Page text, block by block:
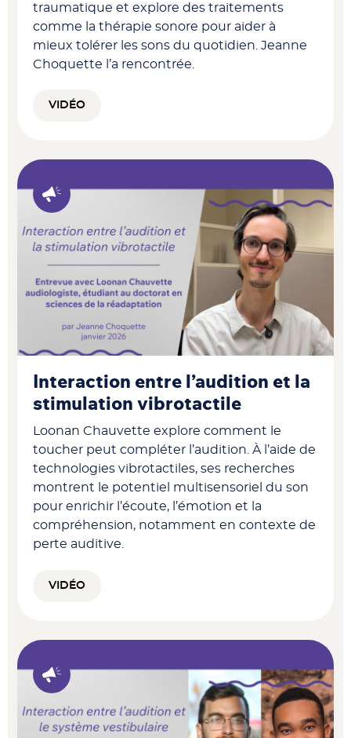
traumatique et explore des traitements
comme la thérapie sonore pour aider à
mieux tolérer les sons du quotidien. Jeanne
Choquette l’a rencontrée.
VIDÉO
Interaction entre l’audition et la
stimulation vibrotactile
Loonan Chauvette explore comment le
toucher peut compléter l’audition. À l’aide de
technologies vibrotactiles, ses recherches
montrent le potentiel multisensoriel du son
pour enrichir l’écoute, l’émotion et la
compréhension, notamment en contexte de
perte auditive.
VIDÉO